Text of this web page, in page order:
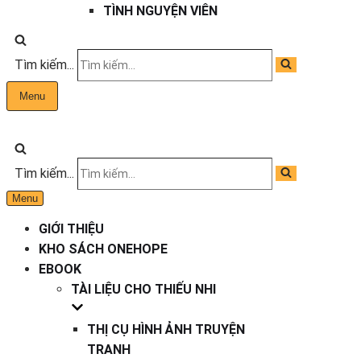
TÌNH NGUYỆN VIÊN
Tìm kiếm...
Menu
Tìm kiếm...
Menu
GIỚI THIỆU
KHO SÁCH ONEHOPE
EBOOK
TÀI LIỆU CHO THIẾU NHI
THỊ CỤ HÌNH ẢNH TRUYỆN
TRANH